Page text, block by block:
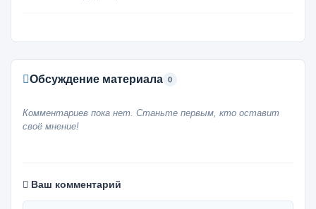
Обсуждение материала 0
Комментариев пока нет. Станьте первым, кто оставит
своё мнение!
Ваш комментарий